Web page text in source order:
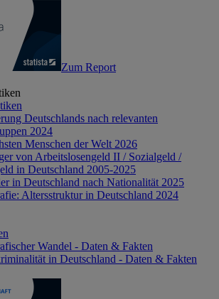
Zum Report
Deutschlands nach relevanten
2024
Menschen der Welt 2026
von Arbeitslosengeld II / Sozialgeld /
in Deutschland 2005-2025
in Deutschland nach Nationalität 2025
Altersstruktur in Deutschland 2024
Wandel - Daten & Fakten
in Deutschland - Daten & Fakten